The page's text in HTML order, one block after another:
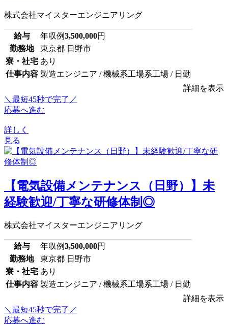
株式会社マイスターエンジニアリング
給与 年収例3,500,000円
勤務地
東京都 日野市
寮・社宅 あり
仕事内容 製造エンジニア / 機械系工場系工場 / 日勤
詳細を表示
＼最短45秒で完了／
応募へ進む
詳しく
見る
【電気設備メンテナンス（日野）】未
経験歓迎/丁寧な研修体制◎
株式会社マイスターエンジニアリング
給与 年収例3,500,000円
勤務地
東京都 日野市
寮・社宅 あり
仕事内容 製造エンジニア / 機械系工場系工場 / 日勤
詳細を表示
＼最短45秒で完了／
応募へ進む